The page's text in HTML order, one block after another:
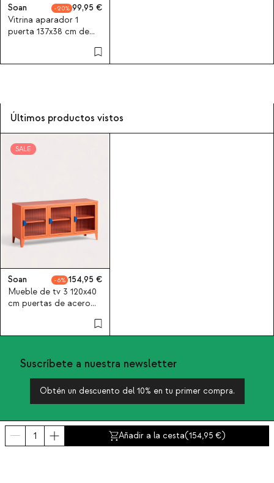
Añadir a la cesta(154,95 )
Soan 20
99,95
Vitrina aparador 1
puerta 137x38 cm de
Últimos productos vistos
SALE
Soan 6
154,95
Mueble de tv 3 120x40
cm puertas de acero
Suscríbete a nuestra newsletter
Obtén un descuento del 10% en tu primer compra.
Sobre nosotros